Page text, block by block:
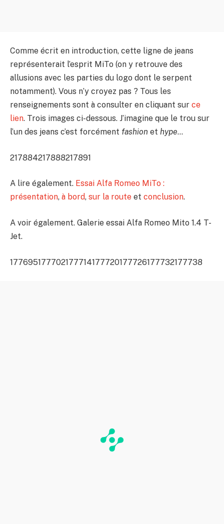
Comme écrit en introduction, cette ligne de jeans
représenterait l’esprit MiTo (on y retrouve des
allusions avec les parties du logo dont le serpent
notamment). Vous n’y croyez pas ? Tous les
renseignements sont à consulter en cliquant sur ce
lien. Trois images ci-dessous. J’imagine que le trou sur
l’un des jeans c’est forcément fashion et hype…
217884217888217891
A lire également. Essai Alfa Romeo MiTo :
présentation, à bord, sur la route et conclusion.
A voir également. Galerie essai Alfa Romeo Mito 1.4 T-
Jet.
177695177702177714177720177726177732177738